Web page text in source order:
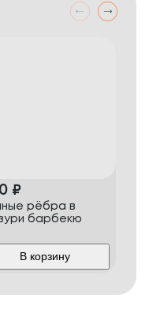
₽
рёбра в
барбекю
В корзину